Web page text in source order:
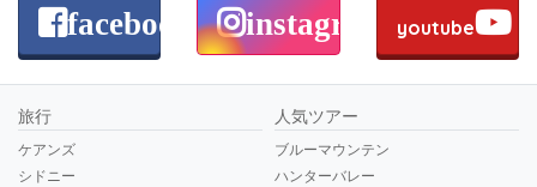
facebook instagram youtube
旅行
ケアンズ
シドニー
人気ツアー
ブルーマウンテン
ハンターバレー